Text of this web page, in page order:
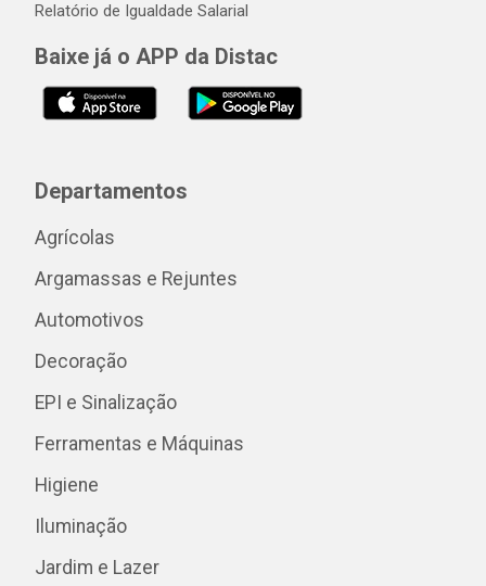
Relatório de Igualdade Salarial
Baixe já o APP da Distac
Departamentos
Agrícolas
Argamassas e Rejuntes
Automotivos
Decoração
EPI e Sinalização
Ferramentas e Máquinas
Higiene
Iluminação
Jardim e Lazer